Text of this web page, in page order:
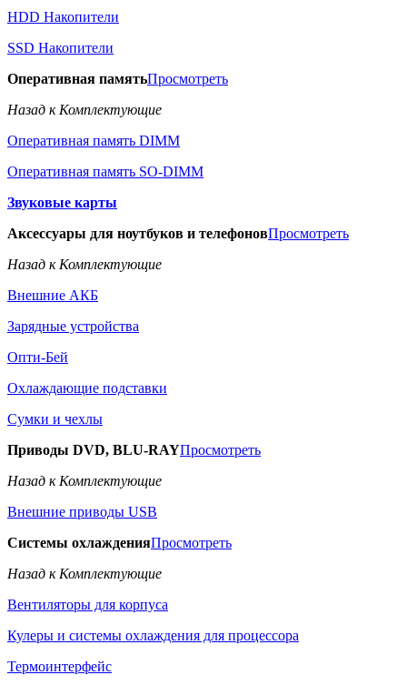
HDD Накопители
SSD Накопители
Оперативная памятьПросмотреть
Назад к Комплектующие
Оперативная память DIMM
Оперативная память SO-DIMM
Звуковые карты
Аксессуары для ноутбуков и телефоновПросмотреть
Назад к Комплектующие
Внешние АКБ
Зарядные устройства
Опти-Бей
Охлаждающие подставки
Сумки и чехлы
Приводы DVD, BLU-RAYПросмотреть
Назад к Комплектующие
Внешние приводы USB
Системы охлажденияПросмотреть
Назад к Комплектующие
Вентиляторы для корпуса
Кулеры и системы охлаждения для процессора
Термоинтерфейс